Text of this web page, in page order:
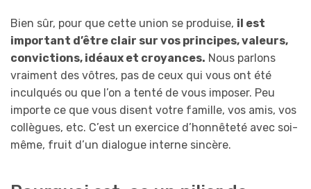
Bien sûr, pour que cette union se produise, il est
important d’être clair sur vos principes, valeurs,
convictions, idéaux et croyances. Nous parlons
vraiment des vôtres, pas de ceux qui vous ont été
inculqués ou que l’on a tenté de vous imposer. Peu
importe ce que vous disent votre famille, vos amis, vos
collègues, etc. C’est un exercice d’honnêteté avec soi-
même, fruit d’un dialogue interne sincère.